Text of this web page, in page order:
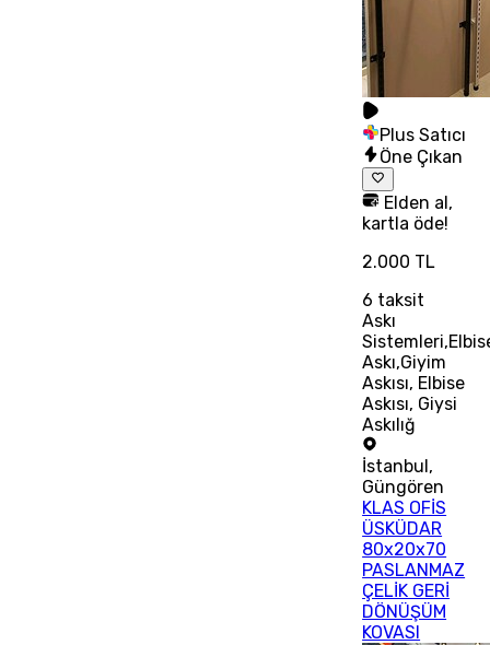
Plus Satıcı
Öne Çıkan
Elden al,
kartla öde!
2.000 TL
6 taksit
Askı
Askı,Giyim
Askısı, Elbise
Askısı, Giysi
Askılığ
İstanbul ,
Güngören
KLAS OFİS
ÜSKÜDAR
80x20x70
PASLANMAZ
ÇELİK GERİ
DÖNÜŞÜM
KOVASI